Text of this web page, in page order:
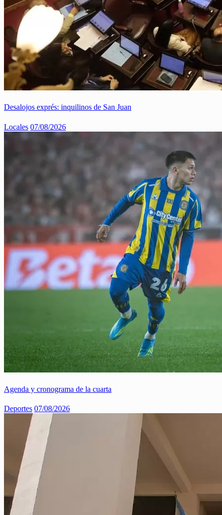
Desalojos exprés: inquilinos de San Juan
Locales 07/08/2026
Agenda y cronograma de la cuarta
Deportes 07/08/2026